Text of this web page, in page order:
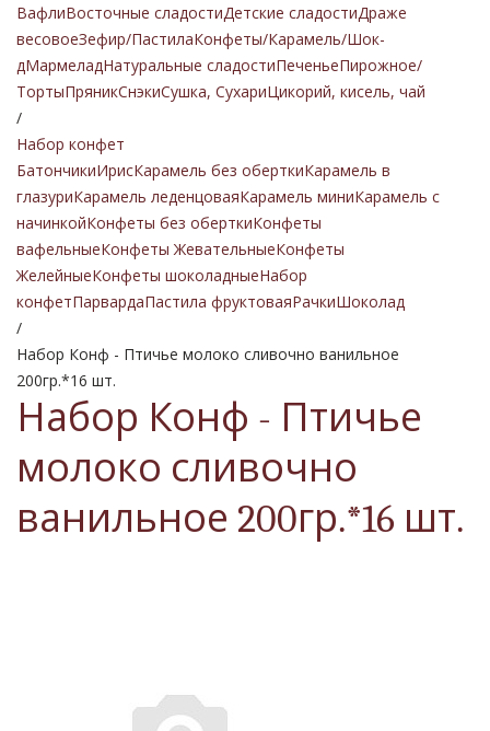
ВафлиВосточные сладостиДетские сладостиДраже
весовоеЗефир/ПастилаКонфеты/Карамель/Шок-
дМармеладНатуральные сладостиПеченьеПирожное/
ТортыПряникСнэкиСушка, СухариЦикорий, кисель, чай
/
Набор конфет
БатончикиИрисКарамель без оберткиКарамель в
глазуриКарамель леденцоваяКарамель миниКарамель с
начинкойКонфеты без оберткиКонфеты
вафельныеКонфеты ЖевательныеКонфеты
ЖелейныеКонфеты шоколадныеНабор
конфетПарвардаПастила фруктоваяРачкиШоколад
/
Набор Конф - Птичье молоко сливочно ванильное
200гр.*16 шт.
Набор Конф - Птичье
молоко сливочно
ванильное 200гр.*16 шт.